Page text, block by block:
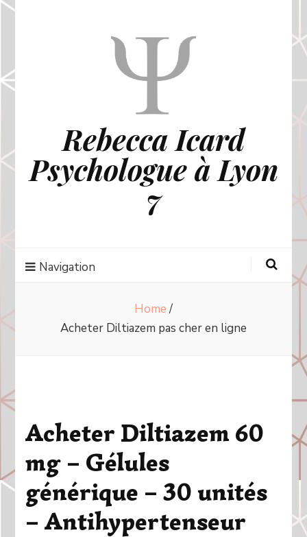
Rebecca Icard
Psychologue à Lyon
7
Navigation
Home /
Acheter Diltiazem pas cher en ligne
Acheter Diltiazem 60
mg – Gélules
générique – 30 unités
– Antihypertenseur